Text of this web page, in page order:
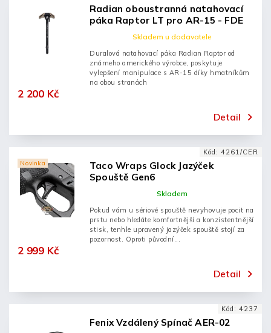
Radian oboustranná natahovací
páka Raptor LT pro AR-15 - FDE
Skladem u dodavatele
2 200 Kč
Detail
Duralová natahovací páka Radian Raptor od
známeho amerického výrobce, poskytuje
vylepšení manipulace s AR-15 díky hmatníkům
na obou stranách
Novinka
Taco Wraps Glock Jazýček
Spouště Gen6
Skladem
2 999 Kč
Detail
Pokud vám u sériové spouště nevyhovuje pocit na
prstu nebo hledáte komfortnější a konzistentnější
stisk, tenhle upravený jazýček spouště stojí za
pozornost. Oproti původní...
Kód: 4261/CER
Fenix ​​Vzdálený Spínač AER-02
Kód: 4237